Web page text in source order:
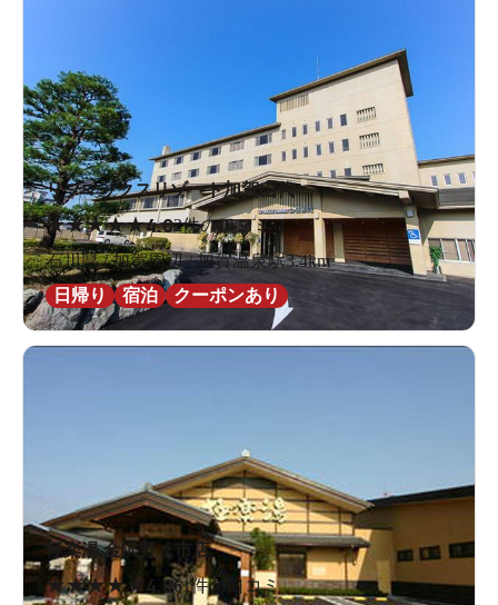
リブマックスリゾート加賀山代
★★★★★4.02件の口コミ
石川県 / 加賀周辺 / 加賀温泉駅3.4km
日帰り
宿泊 クーポンあり
極楽湯 金沢野々市店
★★★★★ 4.661件の口コミ